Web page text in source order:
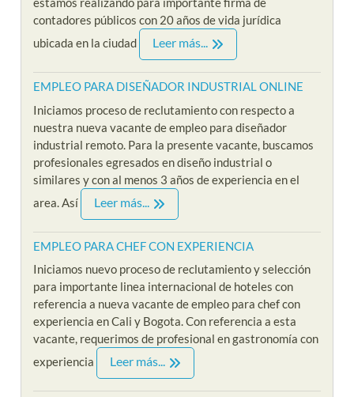
contadores públicos con 20 años de vida jurídica
ubicada en la ciudad
Leer más...
EMPLEO PARA DISEÑADOR INDUSTRIAL ONLINE
Iniciamos proceso de reclutamiento con respecto a
nuestra nueva vacante de empleo para diseñador
industrial remoto. Para la presente vacante, buscamos
profesionales egresados en diseño industrial o
similares y con al menos 3 años de experiencia en el
area. Así
Leer más...
EMPLEO PARA CHEF CON EXPERIENCIA
Iniciamos nuevo proceso de reclutamiento y selección
para importante linea internacional de hoteles con
referencia a nueva vacante de empleo para chef con
experiencia en Cali y Bogota. Con referencia a esta
vacante, requerimos de profesional en gastronomía con
experiencia
Leer más...